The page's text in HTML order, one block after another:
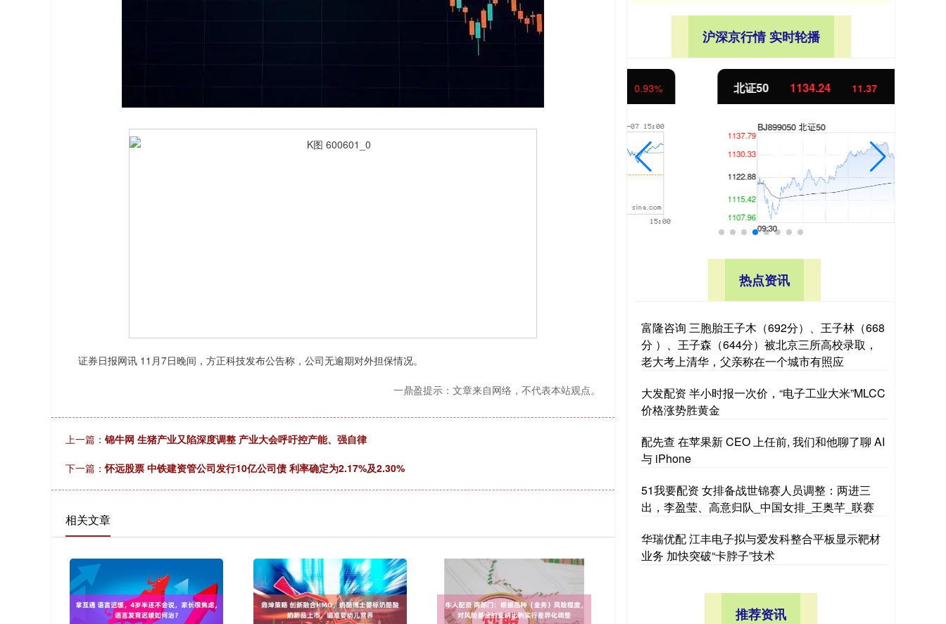
证券日报网讯 11月7日晚间，方正科技发布公告称，公司无逾期对外担保情况。
一鼎盈提示：文章来自网络，不代表本站观点。
上一篇： 锦牛网 生猪产业又陷深度调整 产业大会呼吁控产能、强自律
下一篇：怀远股票 中铁建资管公司发行10亿公司债 利率确定为2.17%及2.30%
相关文章
沪深京行情 实时轮播
1134.24 11.37 1.01%
热点资讯
富隆咨询 三胞胎王子木（692分）、王子林（668
分 ）、王子森（644分）被北京三所高校录取，
老大考上清华，父亲称在一个城市有照应
大发配资 半小时报一次价，“电子工业大米”MLCC
价格涨势胜黄金
配先查 在苹果新 CEO 上任前, 我们和他聊了聊 AI
与 iPhone
51我要配资 女排备战世锦赛人员调整：两进三
出，李盈莹、高意归队_中国女排_王奥芊_联赛
华瑞优配 江丰电子拟与爱发科整合平板显示靶材
业务 加快突破“卡脖子”技术
推荐资讯